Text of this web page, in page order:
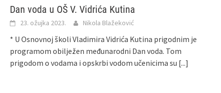
Dan voda u OŠ V. Vidrića Kutina
23. ožujka 2023. Nikola Blažeković
* U Osnovnoj školi Vladimira Vidrića Kutina prigodnim je
programom obilježen međunarodni Dan voda. Tom
prigodom o vodama i opskrbi vodom učenicima su [...]